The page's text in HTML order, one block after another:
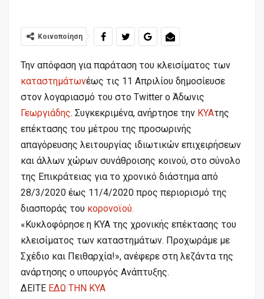
Κοινοποίηση
Την απόφαση για παράταση του κλεισίματος των
καταστημάτωνέως τις 11 Απριλίου δημοσίευσε
στον λογαριασμό του στο Twitter ο Άδωνις
Γεωργιάδης. Συγκεκριμένα, ανήρτησε την ΚΥΑτης
επέκτασης του μέτρου της προσωρινής
απαγόρευσης λειτουργίας ιδιωτικών επιχειρήσεων
και άλλων χώρων συνάθροισης κοινού, στο σύνολο
της Επικράτειας για το χρονικό διάστημα από
28/3/2020 έως 11/4/2020 προς περιορισμό της
διασποράς του κορονοϊού.
«Κυκλοφόρησε η ΚΥΑ της χρονικής επέκτασης του
κλεισίματος των καταστημάτων. Προχωράμε με
Σχέδιο και Πειθαρχία!», ανέφερε στη λεζάντα της
ανάρτησης ο υπουργός Ανάπτυξης.
ΔΕΙΤΕ ΕΔΩ ΤΗΝ ΚΥΑ